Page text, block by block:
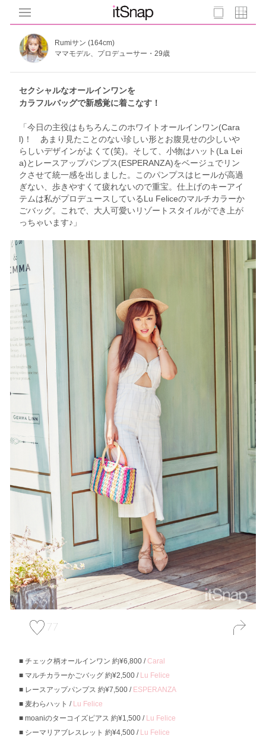
Rumiサン (164cm)
ママモデル、プロデューサー・29歳
セクシャルなオールインワンを
カラフルバッグで新感覚に着こなす！
「今日の主役はもちろんこのホワイトオールインワン(Cara
l)！ あまり見たことのない珍しい形とお腹見せの少しいや
らしいデザインがよくて(笑)。そして、小物はハット(La Lei
a)とレースアップパンプス(ESPERANZA)をベージュでリン
クさせて統一感を出しました。このパンプスはヒールが高過
ぎない、歩きやすくて疲れないので重宝。仕上げのキーアイ
テムは私がプロデュースしているLu Feliceのマルチカラーか
ごバッグ。これで、大人可愛いリゾートスタイルができ上が
っちゃいます♪」
77
チェック柄オールインワン 約¥6,800 /Caral
マルチカラーかごバッグ 約¥2,500 / Lu Felice
レースアップパンプス 約¥7,500 / ESPERANZA
麦わらハット / Lu Felice
moaniのターコイズピアス 約¥1,500 / Lu Felice
シーマリアブレスレット 約¥4,500 / Lu Felice